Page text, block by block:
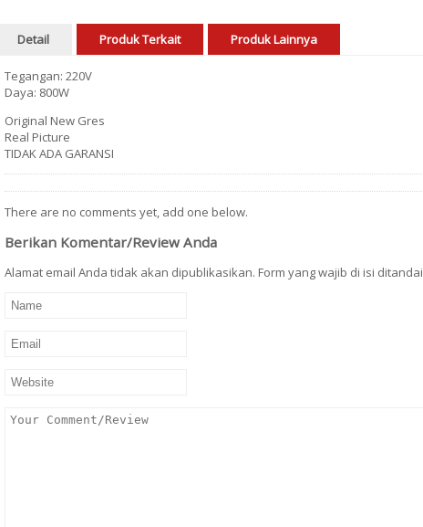
Detail Produk Terkait Produk Lainnya
Tegangan: 220V
Daya: 800W
Original New Gres
Real Picture
TIDAK ADA GARANSI
There are no comments yet, add one below.
Berikan Komentar/Review Anda
Alamat email Anda tidak akan dipublikasikan. Form yang wajib di isi ditandai